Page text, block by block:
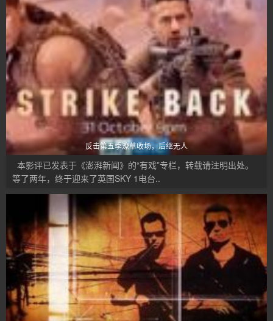
反击第五季潦草收场，后继无人
本影评已发表于《澎湃新闻》的“有戏”专栏，转载请注明出处。
等了两年，终于迎来了英国SKY 1电台..